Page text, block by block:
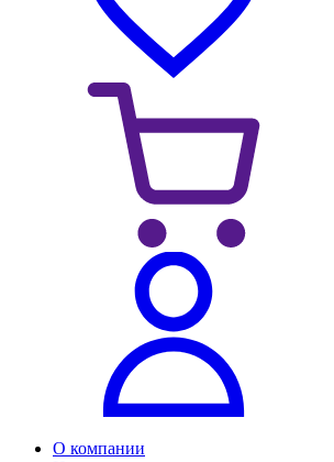
О компании